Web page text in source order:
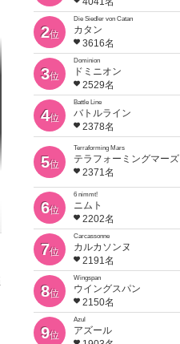
2位
Die Siedler von Catan
カタン
3616名
3位
Dominion
ドミニオン
2529名
4位
Battle Line
バトルライン
2378名
5位
Terraforming Mars
テラフォーミングマーズ
2371名
6位
6 nimmt!
ニムト
2202名
7位
Carcassonne
カルカソンヌ
2191名
8位
Wingspan
ウイングスパン
2150名
9位
Azul
アズール